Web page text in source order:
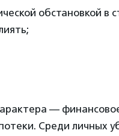
обстановкой в
—
Среди личных